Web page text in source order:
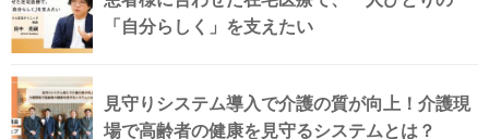
「自分らしく」を支えたい
見守りシステム導入で介護の質が向上！介護現
場で高齢者の健康を見守るシステムとは？